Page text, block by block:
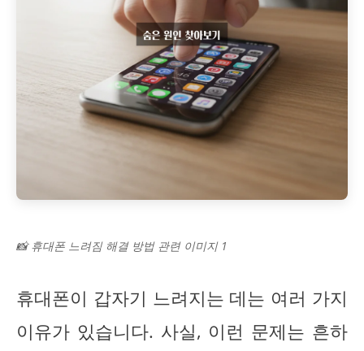
📸 휴대폰 느려짐 해결 방법 관련 이미지 1
휴대폰이 갑자기 느려지는 데는 여러 가지
이유가 있습니다. 사실, 이런 문제는 흔하